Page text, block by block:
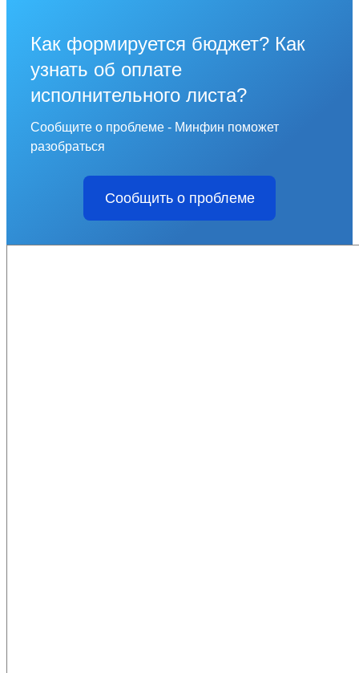
Как формируется бюджет? Как
узнать об оплате
исполнительного листа?
Сообщите о проблеме - Минфин поможет
разобраться
Сообщить о проблеме